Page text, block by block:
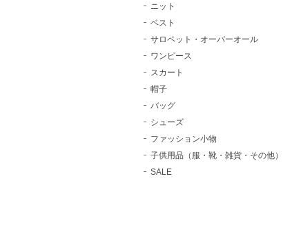
ニット
ベスト
サロペット・オーバーオール
ワンピース
スカート
帽子
バッグ
シューズ
ファッション小物
子供用品（服・靴・雑貨・その他）
SALE